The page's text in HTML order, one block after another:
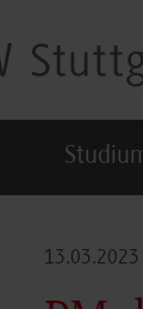
13.03.2023